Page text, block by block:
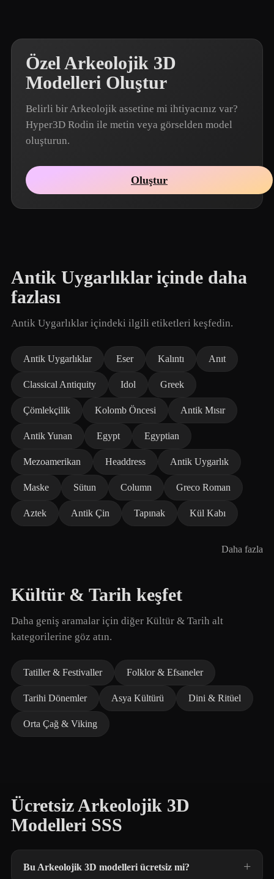
Özel Arkeolojik 3D
Modelleri Oluştur
Belirli bir Arkeolojik assetine mi ihtiyacınız var?
Hyper3D Rodin ile metin veya görselden model
oluşturun.
Oluştur
Antik Uygarlıklar içinde daha
fazlası
Antik Uygarlıklar içindeki ilgili etiketleri keşfedin.
Antik Uygarlıklar Eser Kalıntı Anıt
Classical Antiquity Idol Greek
Çömlekçilik Kolomb Öncesi Antik Mısır
Antik Yunan Egypt Egyptian
Mezoamerikan Headdress Antik Uygarlık
Maske Sütun Column Greco Roman
Aztek Antik Çin Tapınak Kül Kabı
Daha fazla
Kültür & Tarih keşfet
Daha geniş aramalar için diğer Kültür & Tarih alt
kategorilerine göz atın.
Tatiller & Festivaller Folklor & Efsaneler
Tarihi Dönemler Asya Kültürü Dini & Ritüel
Orta Çağ & Viking
Ücretsiz Arkeolojik 3D
Modelleri SSS
Bu Arkeolojik 3D modelleri ücretsiz mi?